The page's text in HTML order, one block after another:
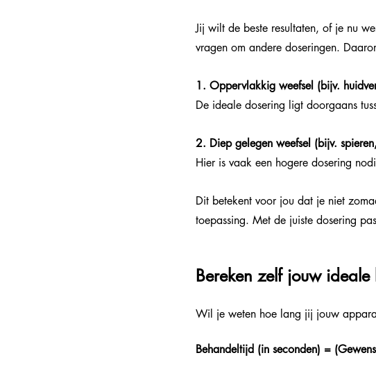
Jij wilt de beste resultaten, of je nu
vragen om andere doseringen.
1. Oppervlakkig weefsel (bijv.
De ideale dosering ligt doorgaans
2. Diep gelegen weefsel (bijv.
Hier is vaak een hogere dosering
Dit betekent voor jou dat je niet
toepassing. Met de juiste dosering
Bereken zelf jouw
Wil je weten hoe lang jij jouw
Behandeltijd (in seconden) =